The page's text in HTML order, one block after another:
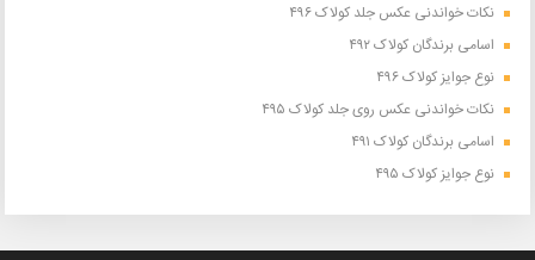
نکات خواندنی عکس جلد کولاک ۴۹۶
اسامی برندگان کولاک ۴۹۲
نوع جوایز کولاک ۴۹۶
نکات خواندنی عکس روی جلد کولاک ۴۹۵
اسامی برندگان کولاک ۴۹۱
نوع جوایز کولاک ۴۹۵